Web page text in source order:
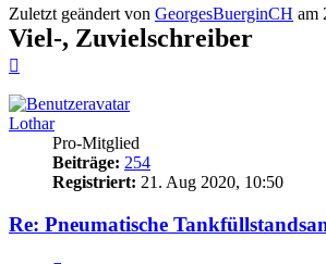
Zuletzt geändert von GeorgesBuerginCH am
Viel-, Zuvielschreiber
Lothar
Pro-Mitglied
Beiträge: 254
Registriert: 21. Aug 2020, 10:50
Re: Pneumatische